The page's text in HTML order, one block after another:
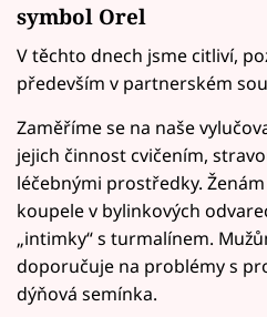
symbol Orel
V těchto dnech jsme citliví,
především v partnerském
Zaměříme se na naše
jejich činnost cvičením,
léčebnými prostředky.
koupele v bylinkových
„intimky“ s turmalínem.
doporučuje na problémy s
dýňová semínka.